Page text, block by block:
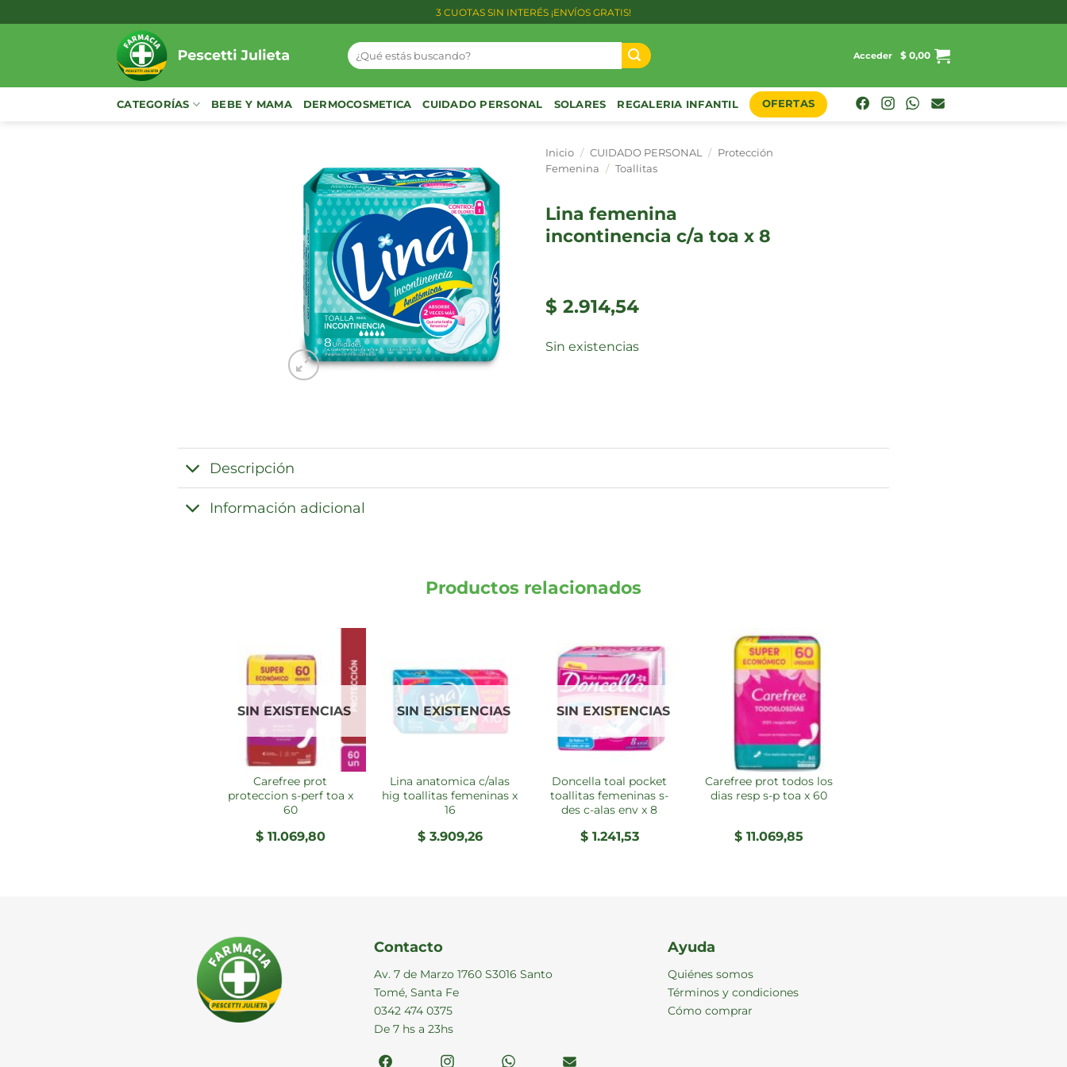
al
3 CUOTAS SIN INTERÉS ¡ENVÍOS GRATIS!
Buscar
por:
Acceder $ 0,00
CATEGORÍAS BEBE Y MAMA DERMOCOSMETICA CUIDADO PERSONAL SOLARES REGALERIA INFANTIL OFERTAS
Inicio / CUIDADO PERSONAL / Protección
Femenina / Toallitas
lina femenina
incontinencia c/a toa x 8
$ 2.914,54
Sin existencias
Descripción
Información adicional
Productos relacionados
SIN EXISTENCIAS
carefree prot
proteccion s-perf toa x
60
$11.069,80
SIN EXISTENCIAS
lina anatomica c/alas
hig toallitas femeninas x
16
$3.909,26
SIN EXISTENCIAS
doncella toal pocket
toallitas femeninas s-
des c-alas env x 8
$1.241,53
carefree prot todos los
dias resp s-p toa x 60
$ 11.069,85
Contacto
Av. 7 de Marzo 1760 S3016 Santo
Tomé, Santa Fe
0342 474 0375
De 7 hs a 23hs
Ayuda
Quiénes somos
Términos y condiciones
Cómo comprar